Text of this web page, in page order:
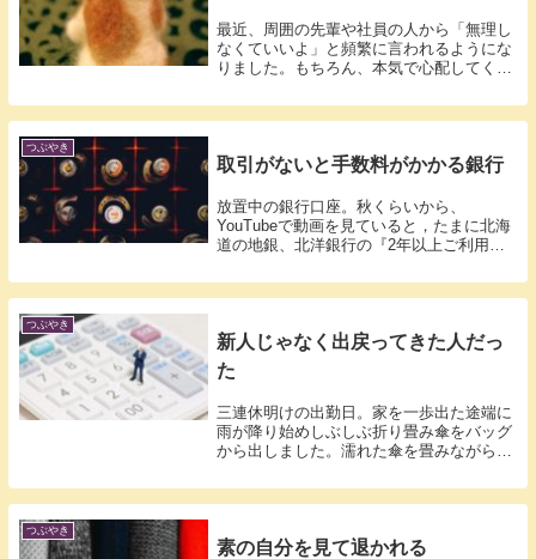
最近、周囲の先輩や社員の人から「無理し
なくていいよ」と頻繁に言われるようにな
りました。もちろん、本気で心配してくれ
つぶやき
取引がないと手数料がかかる銀行
放置中の銀行口座。秋くらいから、
YouTubeで動画を見ていると，たまに北海
道の地銀、北洋銀行の『2年以上ご利用の
つぶやき
新人じゃなく出戻ってきた人だっ
た
三連休明けの出勤日。家を一歩出た途端に
雨が降り始めしぶしぶ折り畳み傘をバッグ
から出しました。濡れた傘を畳みながら駅
つぶやき
素の自分を見て退かれる